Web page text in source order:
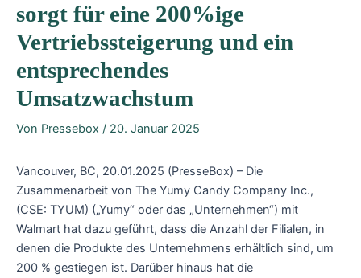
sorgt für eine 200%ige
Vertriebssteigerung und ein
entsprechendes
Umsatzwachstum
Von Pressebox / 20. Januar 2025
Vancouver, BC, 20.01.2025 (PresseBox) – Die
Zusammenarbeit von The Yumy Candy Company Inc.,
(CSE: TYUM) („Yumy“ oder das „Unternehmen“) mit
Walmart hat dazu geführt, dass die Anzahl der Filialen, in
denen die Produkte des Unternehmens erhältlich sind, um
200 % gestiegen ist. Darüber hinaus hat die